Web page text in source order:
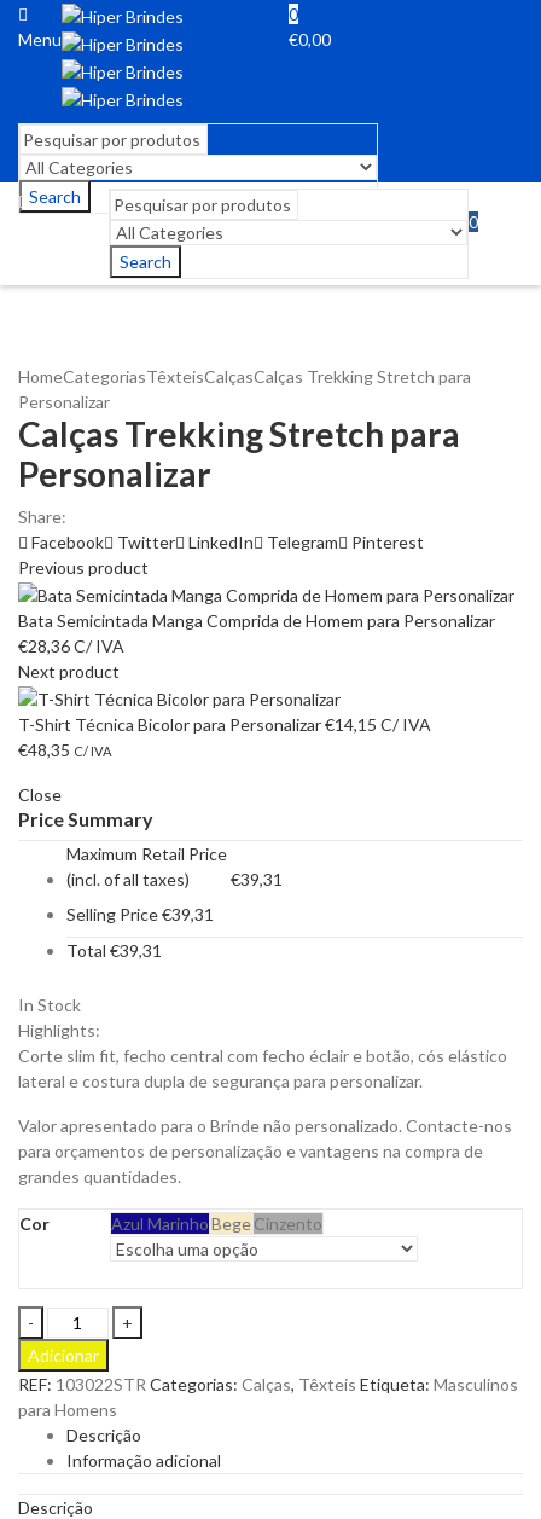
Menu
0
€0,00
Search
Search
0
HomeCategoriasTêxteisCalçasCalças Trekking Stretch para
Personalizar
Calças Trekking Stretch para
Personalizar
Share:
Facebook
Twitter LinkedIn Telegram
Pinterest
Previous product
Bata Semicintada Manga Comprida de Homem para Personalizar
€28,36C/ IVA
Next product
T-Shirt Técnica Bicolor para Personalizar€14,15 C/ IVA
€48,35 C/ IVA
Close
Price Summary
Maximum Retail Price
(incl. of all taxes)
€39,31
Selling Price€39,31
Total €39,31
In Stock
Highlights:
Corte slim fit, fecho central com fecho éclair e botão, cós elástico
lateral e costura dupla de segurança para personalizar.
Valor apresentado para o Brinde não personalizado. Contacte-nos
para orçamentos de personalização e vantagens na compra de
grandes quantidades.
Cor Azul MarinhoBegeCinzento
Calças
Trekking
Stretch
para
Personalizar
quantity
Adicionar
REF: 103022STR Categorias: Calças, Têxteis Etiqueta: Masculinos
para Homens
Descrição
Informação adicional
Descrição